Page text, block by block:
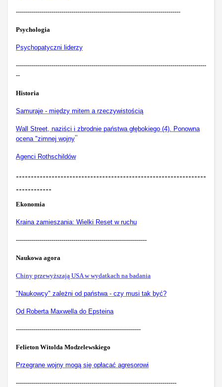
-----------------------------------------------------------------------------------
Psychologia
Psychopatyczni liderzy
------------------------------------------------------------------------------------------------
--
Historia
Samuraje - między mitem a rzeczywistością
Wall Street, naziści i zbrodnie państwa głębokiego (4). Ponowna
ocena "zimnej wojny"
Agenci Rothschildów
----------------------------------------------------------------
------------
Ekonomia
Kraina zamieszania: Wielki Reset w ruchu
------------------------------------------------------------------
Naukowa agora
Chiny przewyższają USA w wydatkach na badania
"Naukowcy" zależni od państwa - czy musi tak być?
Od Roberta Maxwella do Epsteina
---------------------------------------------------------------
Felieton Witolda Modzelewskiego
Przegrane wojny mogą się opłacać agresorowi
---------------------------------------------------------------------------------